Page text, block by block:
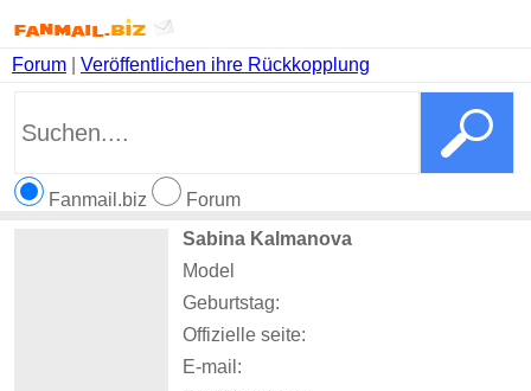
Forum Veröffentlichen ihre Rückkopplung
Fanmail.biz
Forum
Sabina Kalmanova
Model
Geburtstag:
Offizielle seite:
E-mail: